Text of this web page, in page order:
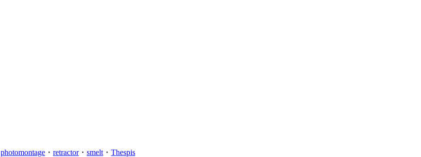
photomontage ・ retractor・ smelt ・ Thespis